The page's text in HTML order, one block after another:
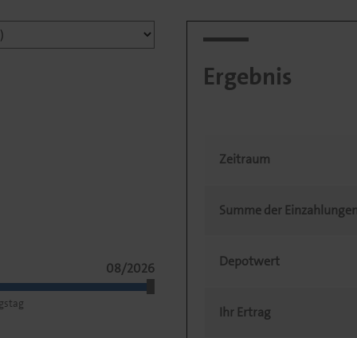
08/2026
Ergebnis
Zeitraum
Summe der
Depotwert
Ihr Ertrag